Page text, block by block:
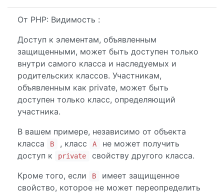
От PHP: Видимость :
Доступ к элементам, объявленным
защищенными, может быть доступен только
внутри самого класса и наследуемых и
родительских классов. Участникам,
объявленным как private, может быть
доступен только класс, определяющий
участника.
В вашем примере, независимо от объекта
класса
B , класс A
не может получить
доступ к
private
свойству другого класса.
Кроме того, если
B
имеет защищенное
свойство, которое не может переопределить